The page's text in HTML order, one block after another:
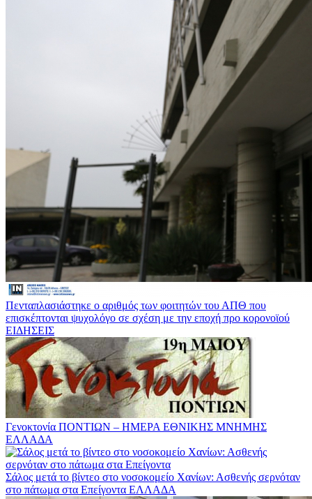
Πενταπλασιάστηκε ο αριθμός των φοιτητών του ΑΠΘ που
επισκέπτονται ψυχολόγο σε σχέση με την εποχή προ κορονοϊού
ΕΙΔΗΣΕΙΣ
Γενοκτονία ΠΟΝΤΙΩΝ – ΗΜΕΡΑ ΕΘΝΙΚΗΣ ΜΝΗΜΗΣ
ΕΛΛΑΔΑ
Σάλος μετά το βίντεο στο νοσοκομείο Χανίων: Ασθενής σερνόταν
στο πάτωμα στα Επείγοντα ΕΛΛΑΔΑ